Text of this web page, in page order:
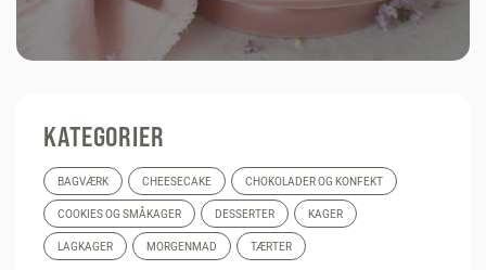
KATEGORIER
BAGVÆRK CHEESECAKE CHOKOLADER OG KONFEKT
COOKIES OG SMÅKAGER DESSERTER KAGER
LAGKAGER MORGENMAD TÆRTER